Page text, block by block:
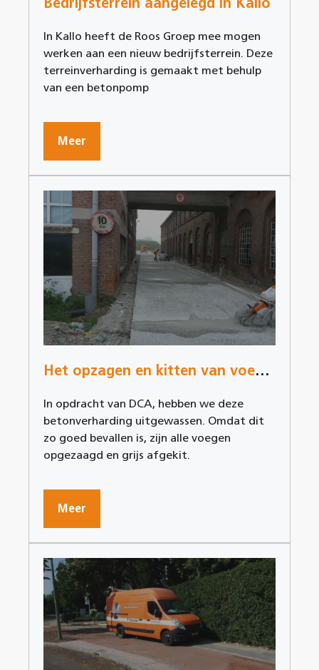
In Kallo heeft de Roos Groep mee mogen
werken aan een nieuw bedrijfsterrein. Deze
terreinverharding is gemaakt met behulp
van een betonpomp
Meer
Het opzagen en kitten van voegen in Willebroek
In opdracht van DCA, hebben we deze
betonverharding uitgewassen. Omdat dit
zo goed bevallen is, zijn alle voegen
opgezaagd en grijs afgekit.
Meer